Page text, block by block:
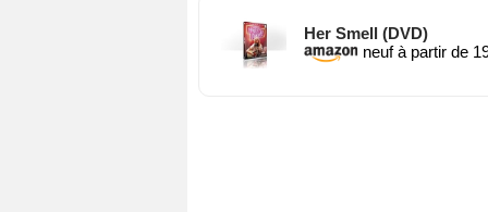
Her Smell (DVD)
neuf à partir de